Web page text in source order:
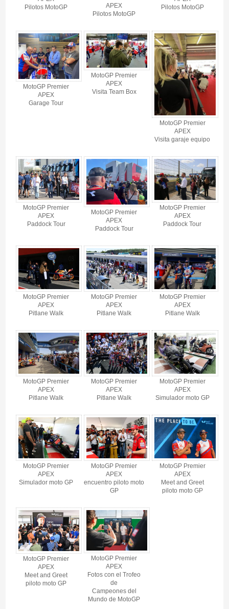
Pilotos MotoGP
APEX
Pilotos MotoGP
Pilotos MotoGP
MotoGP Premier
APEX
Garage Tour
MotoGP Premier
APEX
Visita Team Box
MotoGP Premier
APEX
Visita garaje equipo
MotoGP Premier
APEX
Paddock Tour
MotoGP Premier
APEX
Paddock Tour
MotoGP Premier
APEX
Paddock Tour
MotoGP Premier
APEX
Pitlane Walk
MotoGP Premier
APEX
Pitlane Walk
MotoGP Premier
APEX
Pitlane Walk
MotoGP Premier
APEX
Pitlane Walk
MotoGP Premier
APEX
Pitlane Walk
MotoGP Premier
APEX
Simulador moto GP
MotoGP Premier
APEX
Simulador moto GP
MotoGP Premier
APEX
encuentro piloto moto
GP
MotoGP Premier
APEX
Meet and Greet
piloto moto GP
MotoGP Premier
APEX
Meet and Greet
piloto moto GP
MotoGP Premier
APEX
Fotos con el Trofeo
de
Campeones del
Mundo de MotoGP